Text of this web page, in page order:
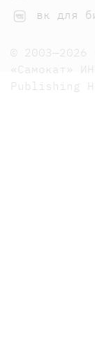
вк для
© 2003—2026
«Самокат»
Publishing